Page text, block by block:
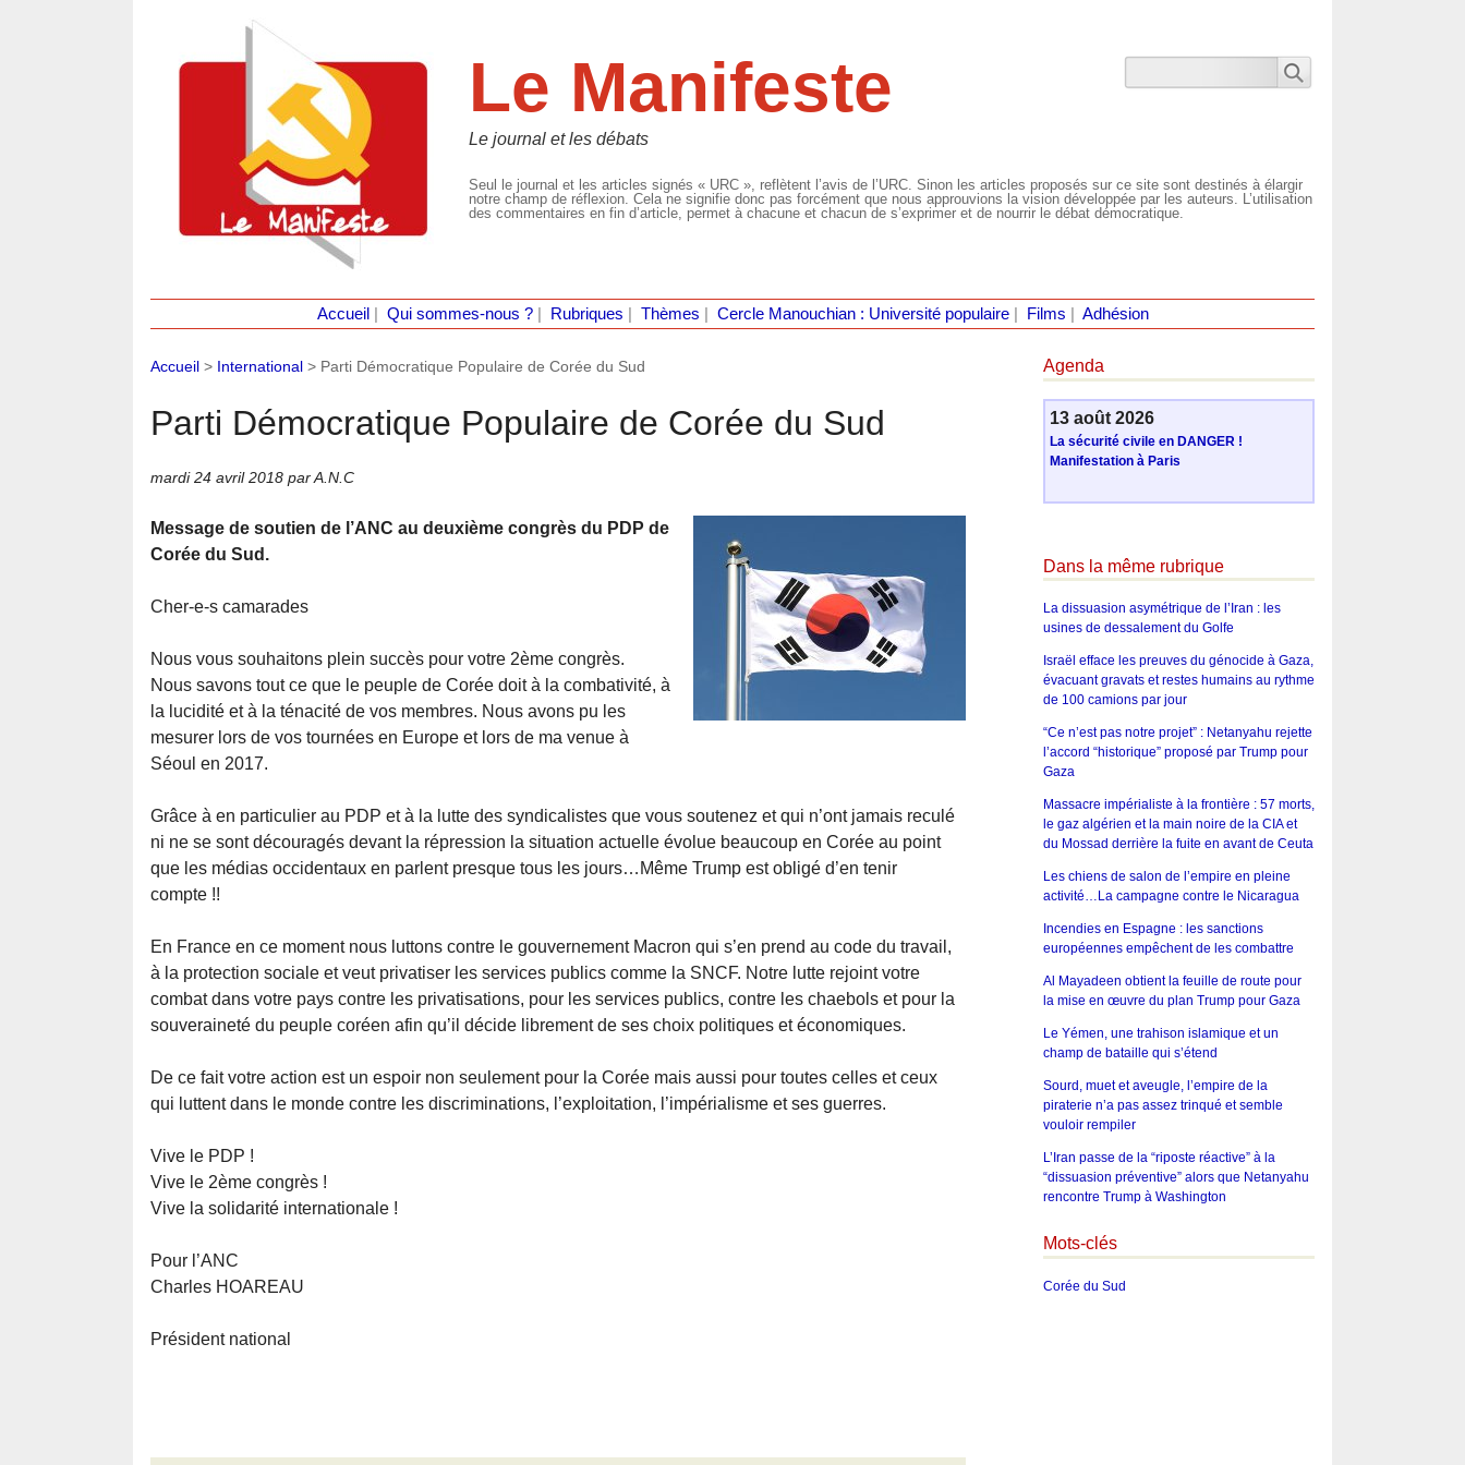
Le Manifeste
Le journal et les débats
Seul le journal et les articles signés « URC », reflètent l’avis de l’URC. Sinon les articles proposés sur ce site sont destinés à élargir
notre champ de réflexion. Cela ne signifie donc pas forcément que nous approuvions la vision développée par les auteurs. L’utilisation
des commentaires en fin d’article, permet à chacune et chacun de s’exprimer et de nourrir le débat démocratique.
Accueil Qui sommes-nous ?| Rubriques Thèmes Cercle Manouchian : Université populaire| Films Adhésion
Accueil > International > Parti Démocratique Populaire de Corée du Sud
Parti Démocratique Populaire de Corée du Sud
mardi 24 avril 2018 par A.N.C
Message de soutien de l’ANC au deuxième congrès du PDP de
Corée du Sud.
Cher-e-s camarades
Nous vous souhaitons plein succès pour votre 2ème congrès.
Nous savons tout ce que le peuple de Corée doit à la combativité, à
la lucidité et à la ténacité de vos membres. Nous avons pu les
mesurer lors de vos tournées en Europe et lors de ma venue à
Séoul en 2017.
Grâce à en particulier au PDP et à la lutte des syndicalistes que vous soutenez et qui n’ont jamais reculé
ni ne se sont découragés devant la répression la situation actuelle évolue beaucoup en Corée au point
que les médias occidentaux en parlent presque tous les jours…Même Trump est obligé d’en tenir
compte !!
En France en ce moment nous luttons contre le gouvernement Macron qui s’en prend au code du travail,
à la protection sociale et veut privatiser les services publics comme la SNCF. Notre lutte rejoint votre
combat dans votre pays contre les privatisations, pour les services publics, contre les chaebols et pour la
souveraineté du peuple coréen afin qu’il décide librement de ses choix politiques et économiques.
De ce fait votre action est un espoir non seulement pour la Corée mais aussi pour toutes celles et ceux
qui luttent dans le monde contre les discriminations, l’exploitation, l’impérialisme et ses guerres.
Vive le PDP !
Vive le 2ème congrès !
Vive la solidarité internationale !
Pour l’ANC
Charles HOAREAU
Président national
Agenda
13 août 2026
La sécurité civile en DANGER !
Manifestation à Paris
Dans la même rubrique
La dissuasion asymétrique de l’Iran : les
usines de dessalement du Golfe
Israël efface les preuves du génocide à Gaza,
évacuant gravats et restes humains au rythme
de 100 camions par jour
“Ce n’est pas notre projet” : Netanyahu rejette
l’accord “historique” proposé par Trump pour
Gaza
Massacre impérialiste à la frontière : 57 morts,
le gaz algérien et la main noire de la CIA et
du Mossad derrière la fuite en avant de Ceuta
Les chiens de salon de l’empire en pleine
activité…La campagne contre le Nicaragua
Incendies en Espagne : les sanctions
européennes empêchent de les combattre
Al Mayadeen obtient la feuille de route pour
la mise en œuvre du plan Trump pour Gaza
Le Yémen, une trahison islamique et un
champ de bataille qui s’étend
Sourd, muet et aveugle, l’empire de la
piraterie n’a pas assez trinqué et semble
vouloir rempiler
L’Iran passe de la “riposte réactive” à la
“dissuasion préventive” alors que Netanyahu
rencontre Trump à Washington
Mots-clés
Corée du Sud